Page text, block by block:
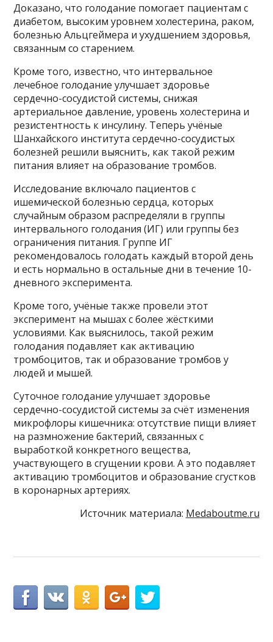
Доказано, что голодание помогает пациентам с
диабетом, высоким уровнем холестерина, раком,
болезнью Альцгеймера и ухудшением здоровья,
связанным со старением.
Кроме того, известно, что интервальное
лечебное голодание улучшает здоровье
сердечно-сосудистой системы, снижая
артериальное давление, уровень холестерина и
резистентность к инсулину. Теперь учёные
Шанхайского института сердечно-сосудистых
болезней решили выяснить, как такой режим
питания влияет на образование тромбов.
Исследование включало пациентов с
ишемической болезнью сердца, которых
случайным образом распределяли в группы
интервального голодания (ИГ) или группы без
ограничения питания. Группе ИГ
рекомендовалось голодать каждый второй день
и есть нормально в остальные дни в течение 10-
дневного эксперимента.
Кроме того, учёные также провели этот
эксперимент на мышах с более жёсткими
условиями. Как выяснилось, такой режим
голодания подавляет как активацию
тромбоцитов, так и образование тромбов у
людей и мышей.
Суточное голодание улучшает здоровье
сердечно-сосудистой системы за счёт изменения
микрофлоры кишечника: отсутствие пищи влияет
на размножение бактерий, связанных с
выработкой конкретного вещества,
участвующего в сгущении крови. А это подавляет
активацию тромбоцитов и образование сгустков
в коронарных артериях.
Источник материала: Medaboutme.ru